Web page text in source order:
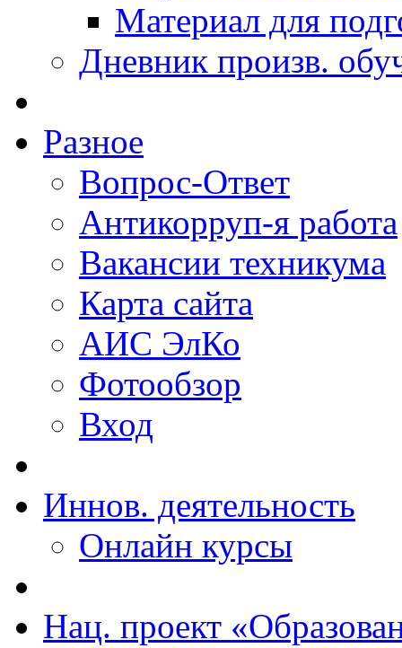
Материал для
Дневник произв.
Разное
Вопрос-Ответ
Антикорруп-я работа
Вакансии техникума
Карта сайта
АИС ЭлКо
Фотообзор
Вход
Иннов. деятельность
Онлайн курсы
Нац. проект